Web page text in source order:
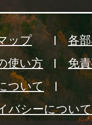
ップ
各
使い方
免
ついて
バシーについて